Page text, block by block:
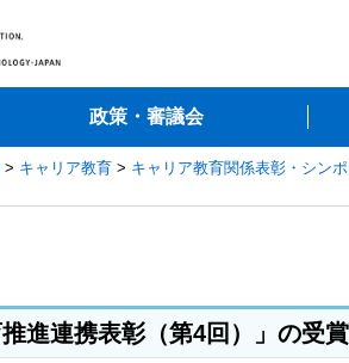
政策・審議会
> キャリア教育 > キャリア教育関係表彰・シン
進連携表彰（第4回）」の受